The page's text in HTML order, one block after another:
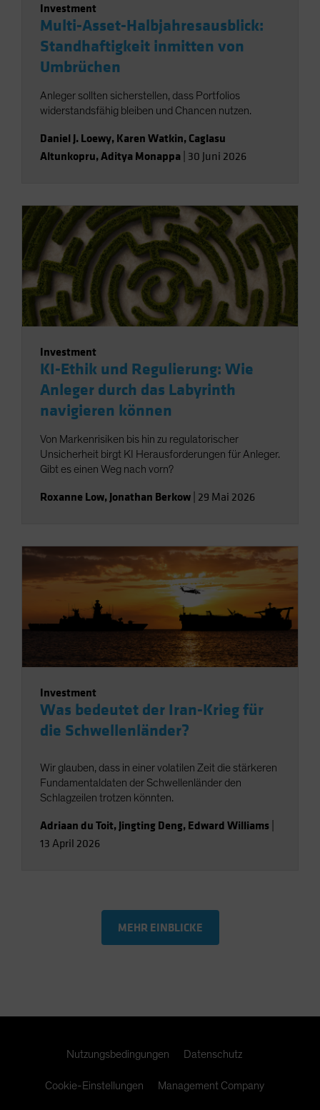
Investment
Multi-Asset-Halbjahresausblick:
Standhaftigkeit inmitten von
Umbrüchen
Anleger sollten sicherstellen, dass Portfolios
widerstandsfähig bleiben und Chancen nutzen.
Daniel J. Loewy, Karen Watkin, Caglasu
Altunkopru,Aditya Monappa 30 Juni 2026
Investment
KI-Ethik und Regulierung: Wie
Anleger durch das Labyrinth
navigieren können
Von Markenrisiken bis hin zu regulatorischer
Unsicherheit birgt KI Herausforderungen für Anleger.
Gibt es einen Weg nach vorn?
Roxanne Low,Jonathan Berkow 29 Mai 2026
Investment
Was bedeutet der Iran-Krieg für
die Schwellenländer?
Wir glauben, dass in einer volatilen Zeit die stärkeren
Fundamentaldaten der Schwellenländer den
Schlagzeilen trotzen könnten.
Adriaan du Toit,Jingting Deng, Edward Williams
13 April 2026
MEHR EINBLICKE
Nutzungsbedingungen Datenschutz
Cookie-Einstellungen Management Company